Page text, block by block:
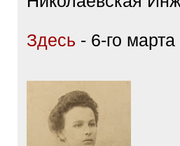
огромное
-Бобровская
кап., Литейный, 11
Бобровский
Николаевская